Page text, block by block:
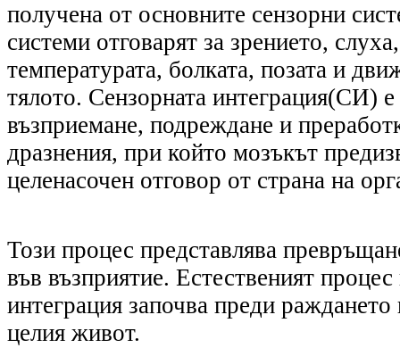
получена от основните сензорни
системи отговарят за зрението,
температурата, болката, позата и
тялото. Сензорната интеграция(СИ)
възприемане, подреждане и
дразнения, при който мозъкът
целенасочен отговор от страна на
Този процес представлява
във възприятие. Естественият процес
интеграция започва преди
целия живот.